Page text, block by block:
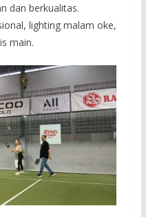
dan berkualitas.
lighting malam oke,
main.